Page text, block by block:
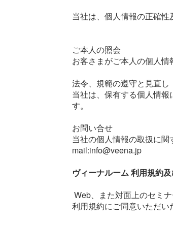
当社は、個人情報の正確性
ご本人の照会
お客さまがご本人の個人
法令、規範の遵守と見直し
当社は、保有する個人情
す。
お問い合せ
当社の個人情報の取扱に関
mail:info@veena.jp
ヴィーナルーム 利用規約
Web、また対面上のセミ
利用規約にご同意いただい